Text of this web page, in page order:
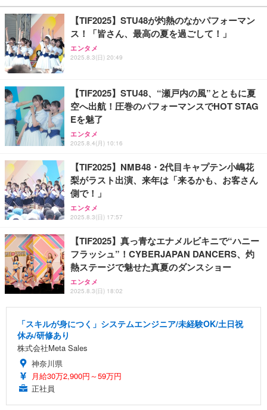
【TIF2025】STU48が灼熱のなかパフォーマン
ス！「皆さん、最高の夏を過ごして！」
エンタメ
2025.8.3(日) 20:49
【TIF2025】STU48、“瀬戸内の風”とともに夏
空へ出航！圧巻のパフォーマンスでHOT STAG
Eを魅了
エンタメ
2025.8.4(月) 10:16
【TIF2025】NMB48・2代目キャプテン小嶋花
梨がラスト出演、来年は「来るかも、お客さん
側で！」
エンタメ
2025.8.3(日) 17:57
【TIF2025】真っ青なエナメルビキニで“ハニー
フラッシュ”！CYBERJAPAN DANCERS、灼
熱ステージで魅せた真夏のダンスショー
エンタメ
2025.8.3(日) 18:02
「スキルが身につく」システムエンジニア/未経験OK/土日祝
休み/研修あり
株式会社Meta Sales
神奈川県
月給30万2,900円～59万円
正社員